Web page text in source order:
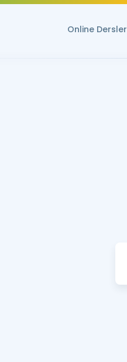
Online Dersler